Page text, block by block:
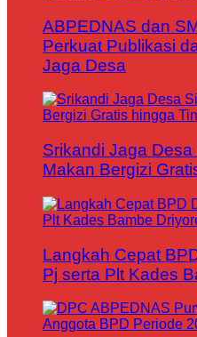
ABPEDNAS dan
Perkuat Publikasi
Jaga Desa
Srikandi Jaga
Makan Bergizi
Langkah Cepat
Pj serta Plt Kades